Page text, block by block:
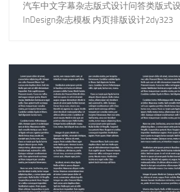
汽车中文字幕杂志版式设计问答类版式
InDesign杂志模板 内页排版设计2dy323